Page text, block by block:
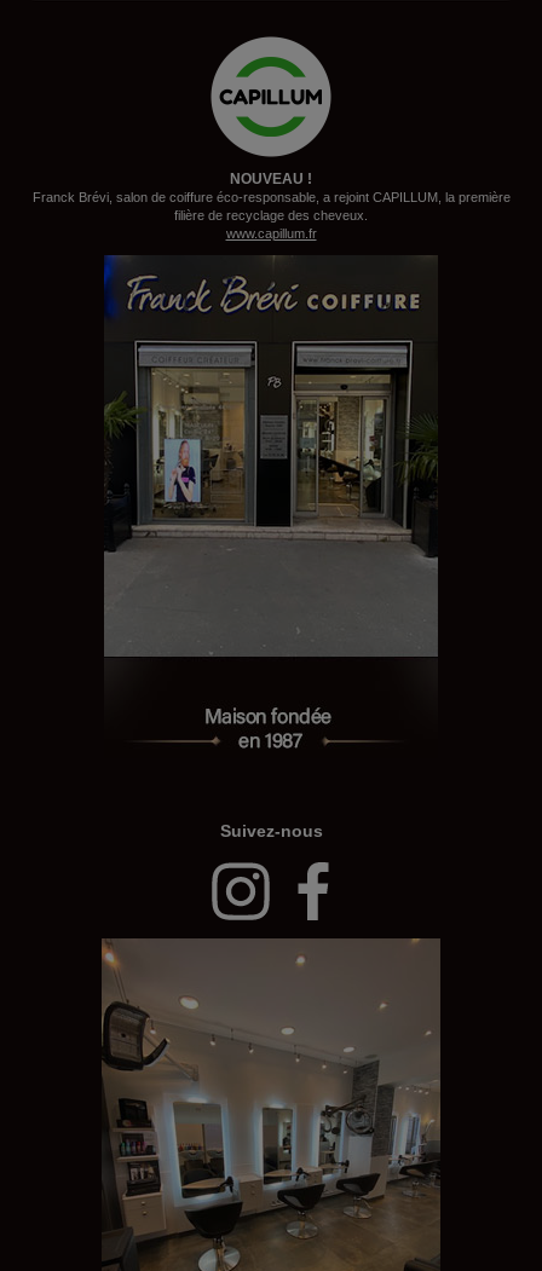
NOUVEAU !
Franck Brévi, salon de coiffure éco-responsable, a rejoint CAPILLUM, la première
filière de recyclage des cheveux.
www.capillum.fr
Suivez-nous